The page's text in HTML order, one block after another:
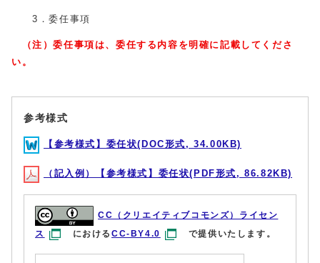
3．委任事項
（注）委任事項は、委任する内容を明確に記載してくださ
い。
参考様式
【参考様式】委任状(DOC形式, 34.00KB)
（記入例）【参考様式】委任状(PDF形式, 86.82KB)
CC（クリエイティブコモンズ）ライセン
ス
におけるCC-BY4.0 で提供いたします。